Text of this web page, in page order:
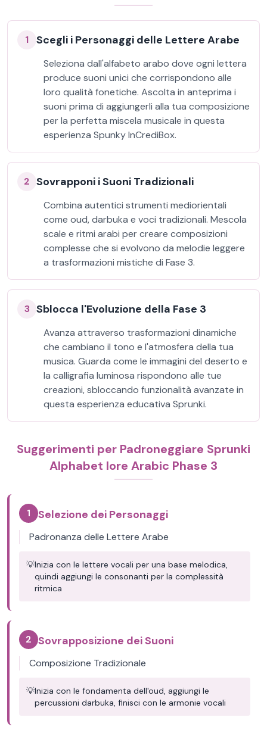
1 Scegli i Personaggi delle Lettere Arabe
Seleziona dall'alfabeto arabo dove ogni lettera
produce suoni unici che corrispondono alle
loro qualità fonetiche. Ascolta in anteprima i
suoni prima di aggiungerli alla tua composizione
per la perfetta miscela musicale in questa
esperienza Spunky InCrediBox.
2 Sovrapponi i Suoni Tradizionali
Combina autentici strumenti mediorientali
come oud, darbuka e voci tradizionali. Mescola
scale e ritmi arabi per creare composizioni
complesse che si evolvono da melodie leggere
a trasformazioni mistiche di Fase 3.
3 Sblocca l'Evoluzione della Fase 3
Avanza attraverso trasformazioni dinamiche
che cambiano il tono e l'atmosfera della tua
musica. Guarda come le immagini del deserto e
la calligrafia luminosa rispondono alle tue
creazioni, sbloccando funzionalità avanzate in
questa esperienza educativa Sprunki.
Suggerimenti per Padroneggiare Sprunki
Alphabet lore Arabic Phase 3
1 Selezione dei Personaggi
Padronanza delle Lettere Arabe
💡Inizia con le lettere vocali per una base melodica,
quindi aggiungi le consonanti per la complessità
ritmica
2 Sovrapposizione dei Suoni
Composizione Tradizionale
💡Inizia con le fondamenta dell'oud, aggiungi le
percussioni darbuka, finisci con le armonie vocali